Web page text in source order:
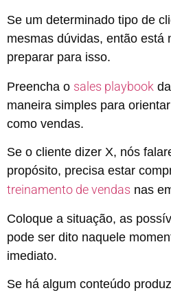
Se um determinado tipo de
mesmas dúvidas, então está
preparar para isso.
Preencha o sales playbook
maneira simples para
como vendas.
Se o cliente dizer X, nós
propósito, precisa estar
treinamento de vendas nas
Coloque a situação, as
pode ser dito naquele
imediato.
Se há algum conteúdo